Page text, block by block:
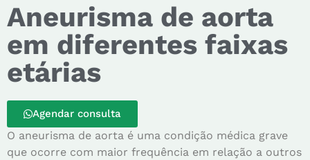
Aneurisma de aorta
em diferentes faixas
etárias
Agendar consulta
O aneurisma de aorta é uma condição médica grave
que ocorre com maior frequência em relação a outros